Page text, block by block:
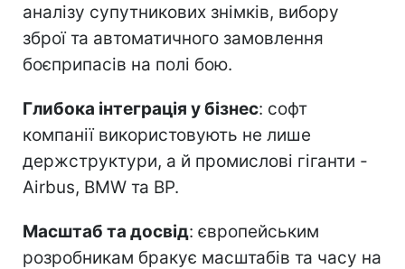
аналізу супутникових знімків, вибору
зброї та автоматичного замовлення
боєприпасів на полі бою.
Глибока інтеграція у бізнес: софт
компанії використовують не лише
держструктури, а й промислові гіганти -
Airbus, BMW та BP.
Масштаб та досвід: європейським
розробникам бракує масштабів та часу на